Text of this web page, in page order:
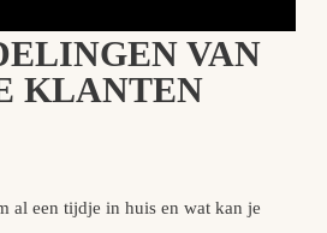
VAN
KLANTEN
al een tijdje in huis en wat kan je